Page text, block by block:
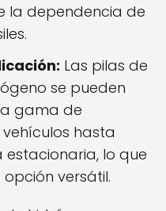
la dependencia de
Las pilas de
se pueden
gama de
hasta
lo que
versátil.